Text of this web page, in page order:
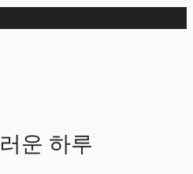
운 하루